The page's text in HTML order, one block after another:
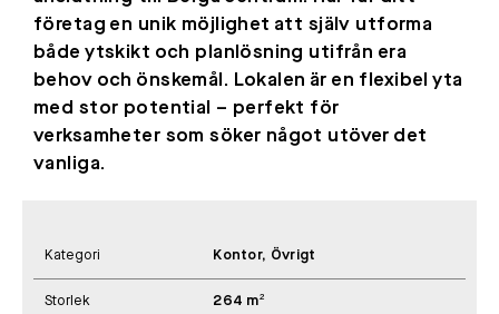
Kategori Kontor, Övrigt
Storlek 264 m²
företag en unik möjlighet att själv utforma
både ytskikt och planlösning utifrån era
behov och önskemål. Lokalen är en flexibel yta
med stor potential – perfekt för
verksamheter som söker något utöver det
vanliga.